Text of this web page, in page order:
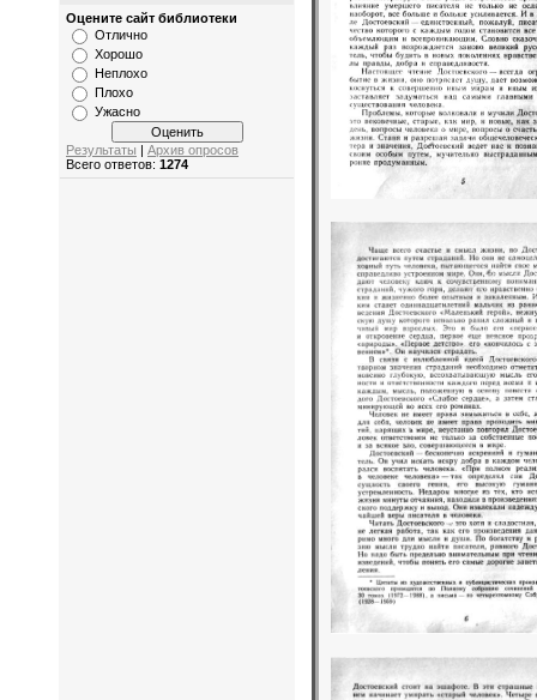
Оцените сайт библиотеки
Отлично
Хорошо
Неплохо
Плохо
Ужасно
Результаты
Архив опросов
Всего ответов: 1274